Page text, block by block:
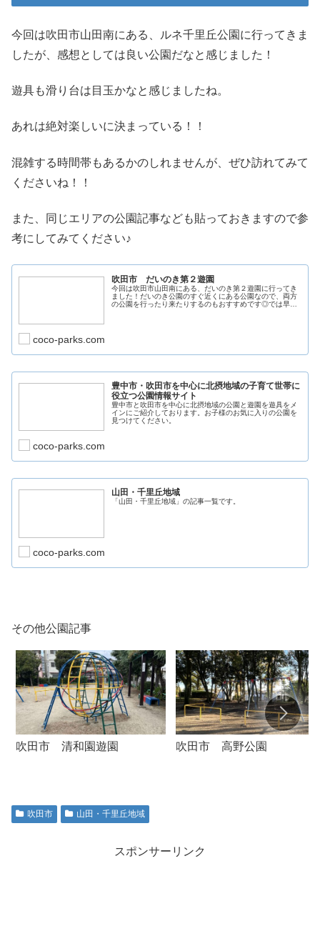
今回は吹田市山田南にある、ルネ千里丘公園に行ってきま
したが、感想としては良い公園だなと感じました！
遊具も滑り台は目玉かなと感じましたね。
あれは絶対楽しいに決まっている！！
混雑する時間帯もあるかのしれませんが、ぜひ訪れてみて
くださいね！！
また、同じエリアの公園記事なども貼っておきますので参
考にしてみてください♪
吹田市 だいのき第２遊園
今回は吹田市山田南にある、だいのき第２遊園に行ってき
ました！だいのき公園のすぐ近くにある公園なので、両方
の公園を行ったり来たりするのもおすすめです◎では早速
coco-parks.com
豊中市・吹田市を中心に北摂地域の子育て世帯に
役立つ公園情報サイト
豊中市と吹田市を中心に北摂地域の公園と遊園を遊具をメ
インにご紹介しております。お子様のお気に入りの公園を
見つけてください。
coco-parks.com
山田・千里丘地域
「山田・千里丘地域」の記事一覧です。
coco-parks.com
その他公園記事
吹田市 清和園遊園 吹田市 高野公園
吹田市 山田・千里丘地域
スポンサーリンク